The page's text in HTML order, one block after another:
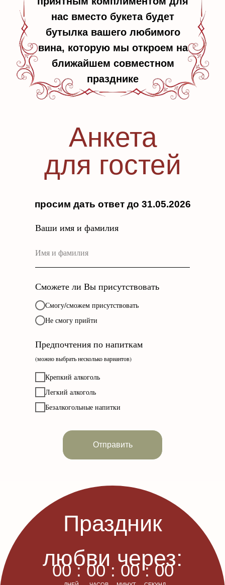
нас вместо букета будет
бутылка вашего любимого
вина, которую мы откроем на
ближайшем совместном
празднике
Анкета
для гостей
просим дать ответ до 31.05.2026
Ваши имя и фамилия
Сможете ли Вы присутствовать
Смогу/сможем присутствовать
Не смогу прийти
Предпочтения по напиткам
(можно выбрать несколько вариантов)
Крепкий алкоголь
Легкий алкоголь
Безалкогольные напитки
Отправить
00 : 00 : 00 : 00
Праздник
любви через: